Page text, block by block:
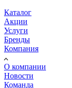
Каталог
Акции
Услуги
Бренды
Компания
О компании
Новости
Команда